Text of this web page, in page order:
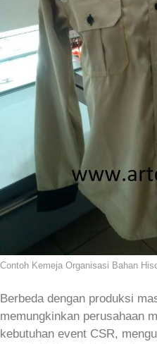
Contoh Kemeja Organisasi Bahan
Berbeda dengan produksi
memungkinkan perusahaan
kebutuhan event CSR,